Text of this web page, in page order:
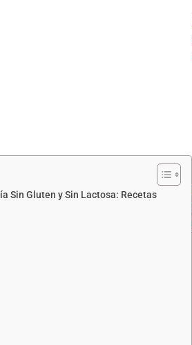
Sin Gluten y Sin Lactosa: Recetas